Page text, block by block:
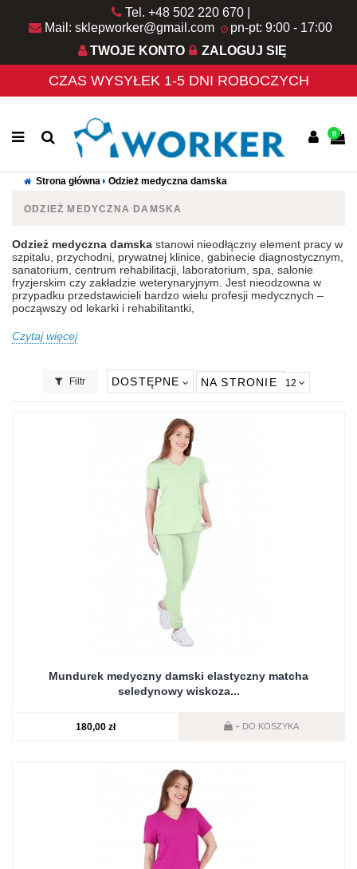
Tel. +48 502 220 670
Mail: sklepworker@gmail.com
pn-pt: 9:00 - 17:00
TWOJE KONTO
ZALOGUJ SIĘ
CZAS WYSYŁEK 1-5 DNI ROBOCZYCH
0
Strona główna Odzież medyczna damska
ODZIEŻ MEDYCZNA DAMSKA
Odzież medyczna damska stanowi nieodłączny element pracy w
szpitalu, przychodni, prywatnej klinice, gabinecie diagnostycznym,
sanatorium, centrum rehabilitacji, laboratorium, spa, salonie
fryzjerskim czy zakładzie weterynaryjnym. Jest nieodzowna w
przypadku przedstawicieli bardzo wielu profesji medycznych –
począwszy od lekarki i rehabilitantki,
Czytaj więcej
Filtr DOSTĘPNE NA STRONIE 12
Mundurek medyczny damski elastyczny matcha
seledynowy wiskoza...
180,00 zł + DO KOSZYKA